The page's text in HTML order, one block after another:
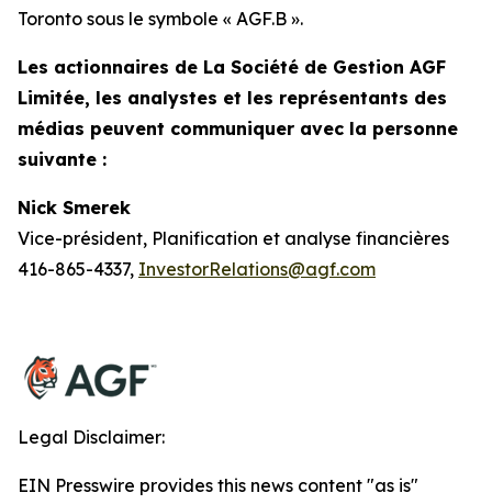
Toronto sous le symbole « AGF.B ».
Les actionnaires de La Société de Gestion AGF
Limitée, les analystes et les représentants des
médias peuvent communiquer avec la personne
suivante :
Nick Smerek
Vice-président, Planification et analyse financières
416-865-4337, InvestorRelations@agf.com
Legal Disclaimer:
EIN Presswire provides this news content "as is"